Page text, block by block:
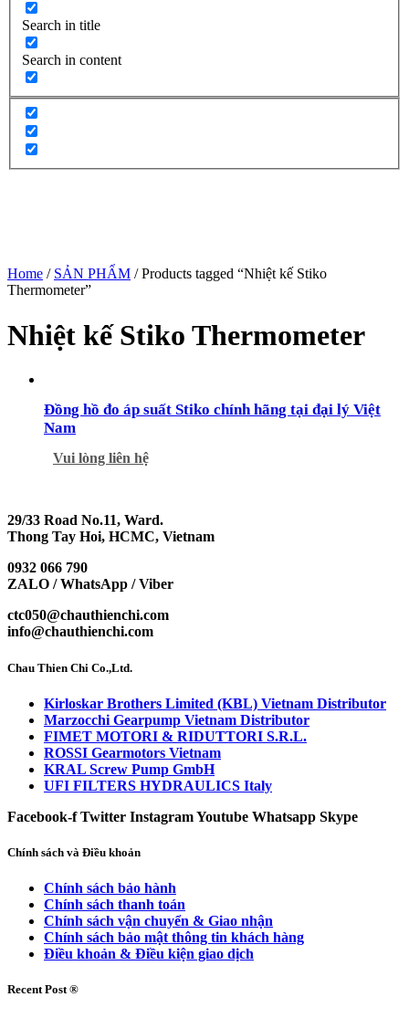
Search in title
Search in content
Home / SẢN PHẨM / Products tagged “Nhiệt kế Stiko
Thermometer”
Nhiệt kế Stiko Thermometer
Đồng hồ đo áp suất Stiko chính hãng tại đại lý Việt
Nam
Vui lòng liên hệ
29/33 Road No.11, Ward.
Thong Tay Hoi, HCMC, Vietnam
0932 066 790
ZALO / WhatsApp / Viber
ctc050@chauthienchi.com
info@chauthienchi.com
Chau Thien Chi Co.,Ltd.
Kirloskar Brothers Limited (KBL) Vietnam Distributor
Marzocchi Gearpump Vietnam Distributor
FIMET MOTORI & RIDUTTORI S.R.L.
ROSSI Gearmotors Vietnam
KRAL Screw Pump GmbH
UFI FILTERS HYDRAULICS Italy
Facebook-f Twitter InstagramYoutube Whatsapp Skype
Chính sách và Điều khoản
Chính sách bảo hành
Chính sách thanh toán
Chính sách vận chuyển & Giao nhận
Chính sách bảo mật thông tin khách hàng
Điều khoản & Điều kiện giao dịch
Recent Post ®